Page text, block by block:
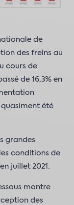
de
des freins au
cours de
de 16,3% en
été
grandes
conditions de
juillet 2021.
montre
des